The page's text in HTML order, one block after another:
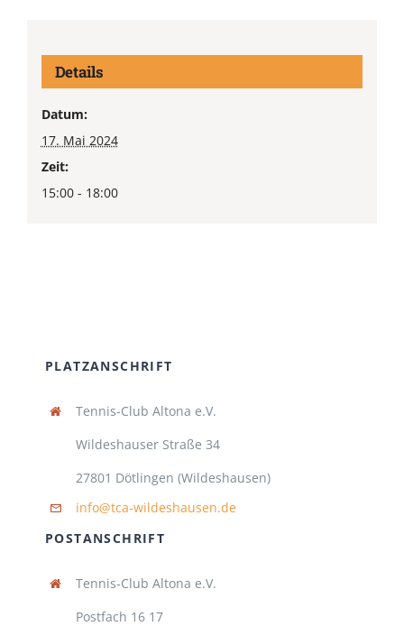
Details
Datum:
17. Mai 2024
Zeit:
15:00 - 18:00
PLATZANSCHRIFT
Tennis-Club Altona e.V.
Wildeshauser Straße 34
27801 Dötlingen (Wildeshausen)
info@tca-wildeshausen.de
POSTANSCHRIFT
Tennis-Club Altona e.V.
Postfach 16 17